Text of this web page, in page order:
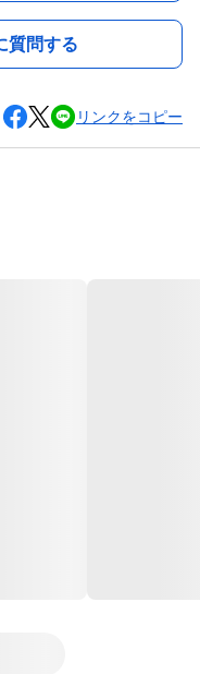
質問する
リンクをコピー